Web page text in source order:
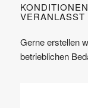
VERANLASST
Gerne erstellen
betrieblichen